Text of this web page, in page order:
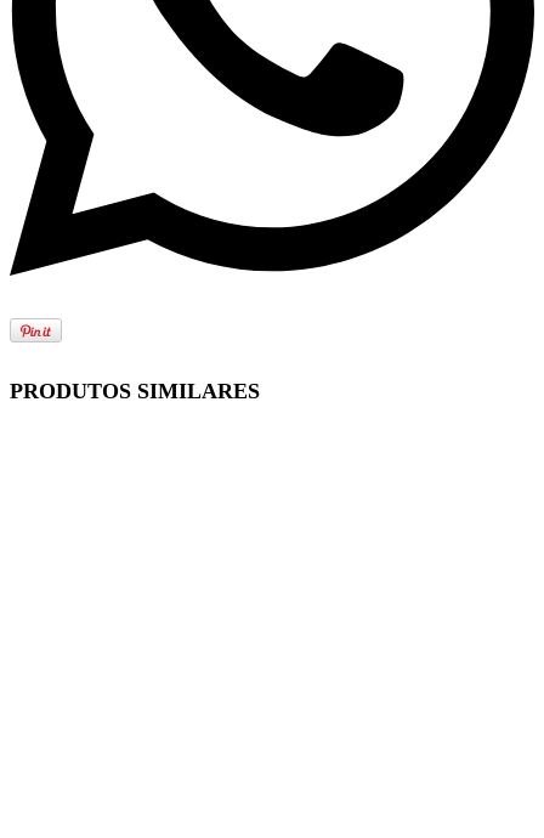
PRODUTOS SIMILARES